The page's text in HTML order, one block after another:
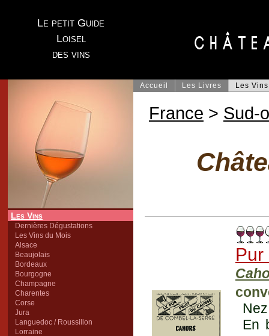
Le petit Guide
Loisel
des vins
Les Vins
Dernières Dégustations
Les Vins du Mois
Alsace
Beaujolais
Bordeaux
Bourgogne
Champagne
Charentes
Corse
Jura
Languedoc / Roussillon
Lorraine
Accueil Les Livres Les Vins
France > Sud-
Pur
En